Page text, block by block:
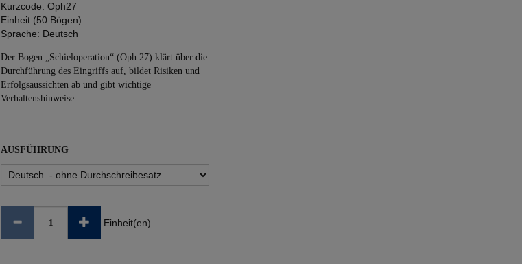
Kurzcode: Oph27
Einheit (50 Bögen)
Sprache: Deutsch
Der Bogen „Schieloperation“ (Oph 27) klärt über die
Durchführung des Eingriffs auf, bildet Risiken und
Erfolgsaussichten ab und gibt wichtige
Verhaltenshinweise.
AUSFÜHRUNG
Einheit(en)